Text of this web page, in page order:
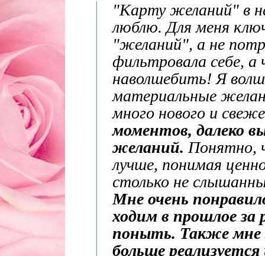
"Карту желаний" в
люблю. Для меня
"желаний", а не
фильтровала себе,
наволшебить! Я
материальные
много нового и
моментов, далеко
желаний. Понятно,
лучше, понимая
столько не
Мне очень
ходим в прошлое за
поныть. Также мне
больше